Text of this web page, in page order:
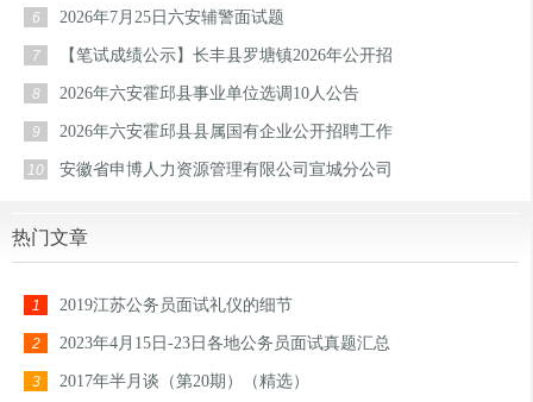
6 2026年7月25日六安辅警面试题
7 【笔试成绩公示】长丰县罗塘镇2026年公开招
8 2026年六安霍邱县事业单位选调10人公告
9 2026年六安霍邱县县属国有企业公开招聘工作
10 安徽省申博人力资源管理有限公司宣城分公司
热门文章
1 2019江苏公务员面试礼仪的细节
2 2023年4月15日-23日各地公务员面试真题汇总
3 2017年半月谈（第20期）（精选）